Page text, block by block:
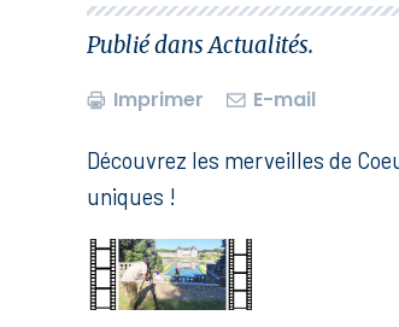
Publié dansActualités.
Imprimer
E-mail
Découvrez les merveilles de
uniques !